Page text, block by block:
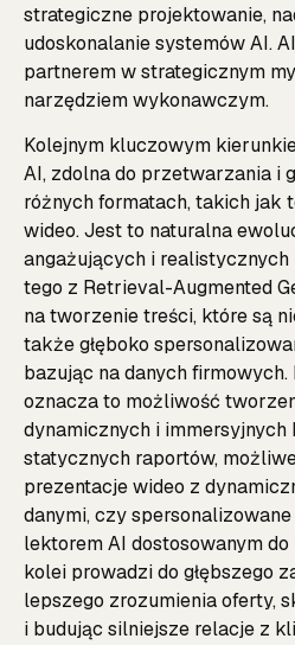
strategiczne projektowanie,
udoskonalanie systemów AI.
partnerem w strategicznym
narzędziem wykonawczym.
Kolejnym kluczowym
AI, zdolna do przetwarzania i
różnych formatach, takich jak
wideo. Jest to naturalna
angażujących i realistycznych
tego z Retrieval-Augmented
na tworzenie treści, które są
także głęboko
bazując na danych
oznacza to możliwość
dynamicznych i immersyjnych
statycznych raportów,
prezentacje wideo z
danymi, czy
lektorem AI dostosowanym
kolei prowadzi do głębszego
lepszego zrozumienia oferty,
i budując silniejsze relacje z